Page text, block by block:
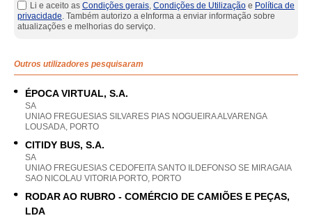
Li e aceito as Condições gerais, Condições de Utilização e Política de
privacidade. Também autorizo a eInforma a enviar informação sobre
atualizações e melhorias do serviço.
Outros utilizadores pesquisaram
ÉPOCA VIRTUAL, S.A.
SA
UNIAO FREGUESIAS SILVARES PIAS NOGUEIRA ALVARENGA
LOUSADA, PORTO
CITIDY BUS, S.A.
SA
UNIAO FREGUESIAS CEDOFEITA SANTO ILDEFONSO SE MIRAGAIA
SAO NICOLAU VITORIA PORTO, PORTO
RODAR AO RUBRO - COMÉRCIO DE CAMIÕES E PEÇAS,
LDA